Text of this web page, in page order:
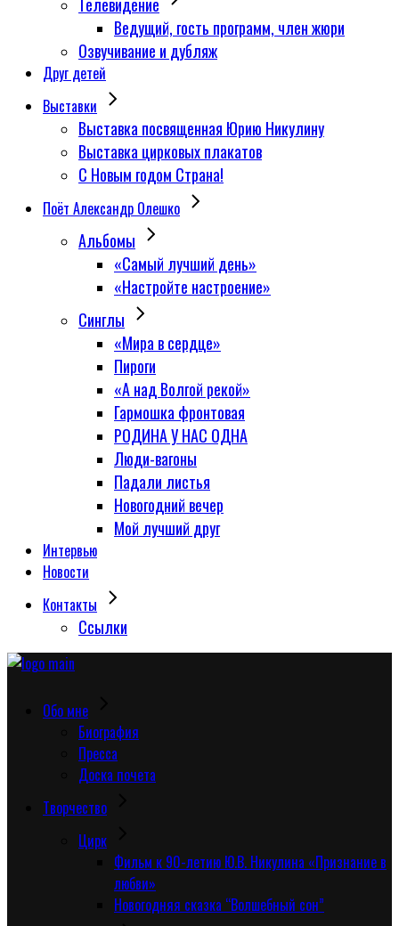
Ведущий, гость программ, член жюри
Озвучивание и дубляж
Друг детей
Выставки
Выставка посвященная Юрию Никулину
Выставка цирковых плакатов
С Новым годом Страна!
Поёт Александр Олешко
Альбомы
«Самый лучший день»
«Настройте настроение»
Синглы
«Мира в сердце»
Пироги
«А над Волгой рекой»
Гармошка фронтовая
РОДИНА У НАС ОДНА
Люди-вагоны
Падали листья
Новогодний вечер
Мой лучший друг
Интервью
Новости
Контакты
Сcылки
Обо мне
Биография
Пресса
Доска почета
Творчество
Цирк
Фильм к 90-летию Ю.В. Никулина «Признание в
любви»
Новогодняя сказка “Волшебный сон”